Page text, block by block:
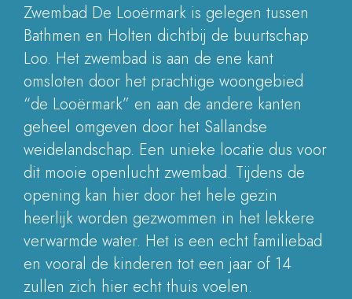
Zwembad De Looërmark is gelegen tussen
Bathmen en Holten dichtbij de buurtschap
Loo. Het zwembad is aan de ene kant
omsloten door het prachtige woongebied
“de Looërmark” en aan de andere kanten
geheel omgeven door het Sallandse
weidelandschap. Een unieke locatie dus voor
dit mooie openlucht zwembad. Tijdens de
opening kan hier door het hele gezin
heerlijk worden gezwommen in het lekkere
verwarmde water. Het is een echt familiebad
en vooral de kinderen tot een jaar of 14
zullen zich hier echt thuis voelen.